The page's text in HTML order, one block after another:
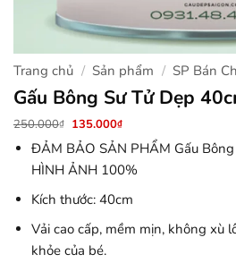
Trang chủ / Sản phẩm / SP Bán
Gấu Bông Sư Tử Dẹp
250.000₫ Giá
là:
250.000₫.
135.000₫Giá
tại
là:
135.000₫.
ĐẢM BẢO SẢN PHẨM Gấu
HÌNH ẢNH 100%
Kích thước: 40cm
Vải cao cấp, mềm mịn, không xù
khỏe của bé.